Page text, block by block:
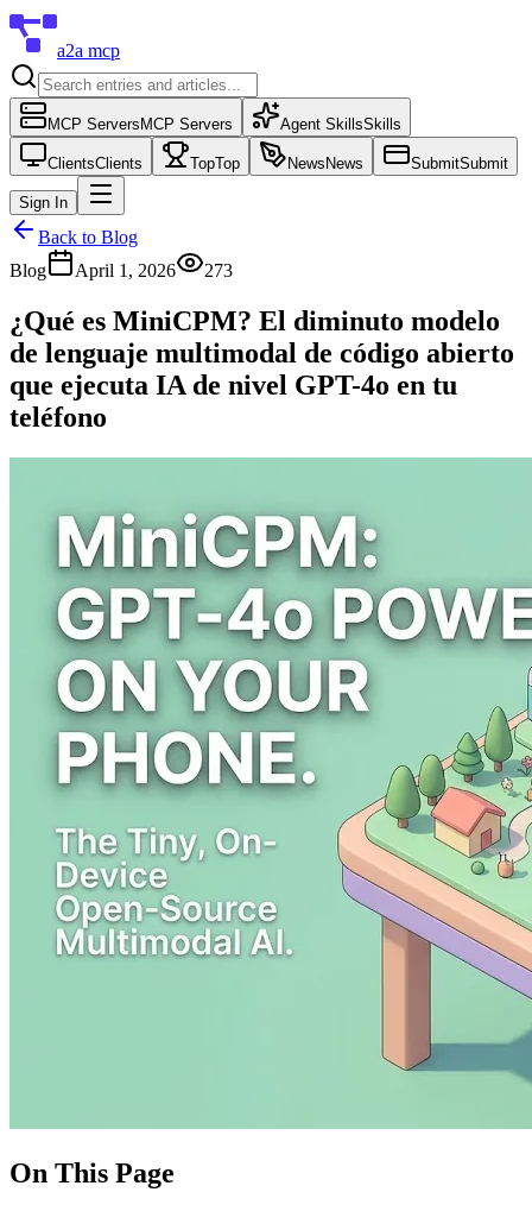
a2a mcp
MCP Servers MCP Servers Agent SkillsSkills
ClientsClients TopTop News News SubmitSubmit
Sign In
Back to Blog
Blog
April 1, 2026 273
¿Qué es MiniCPM? El diminuto modelo
de lenguaje multimodal de código abierto
que ejecuta IA de nivel GPT-4o en tu
teléfono
On This Page